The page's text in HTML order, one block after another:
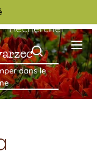
dans le
Rechercher